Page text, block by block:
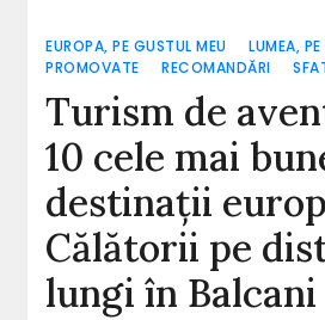
EUROPA, PE GUSTUL MEU
LUMEA,
PROMOVATE
RECOMANDĂRI
Turism de
10 cele mai
destinații
Călătorii pe
lungi în Balcani